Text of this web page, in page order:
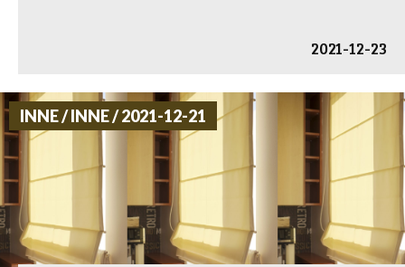
2021-12-23
INNE / INNE / 2021-12-21